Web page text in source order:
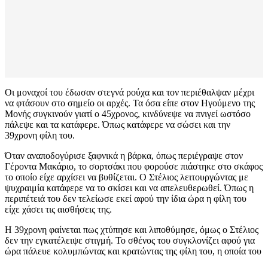
Οι μοναχοί του έδωσαν στεγνά ρούχα και τον περιέθαλψαν μέχρι
να φτάσουν στο σημείο οι αρχές. Τα όσα είπε στον Ηγούμενο της
Μονής συγκινούν γιατί ο 45χρονος, κινδύνεψε να πνιγεί ωστόσο
πάλεψε και τα κατάφερε. Όπως κατάφερε να σώσει και την
39χρονη φίλη του.
Όταν αναποδογύρισε ξαφνικά η βάρκα, όπως περιέγραψε στον
Γέροντα Μακάριο, το σορτσάκι που φορούσε πιάστηκε στο σκάφος
το οποίο είχε αρχίσει να βυθίζεται. Ο Στέλιος λειτουργώντας με
ψυχραιμία κατάφερε να το σκίσει και να απελευθερωθεί. Όπως η
περιπέτειά του δεν τελείωσε εκεί αφού την ίδια ώρα η φίλη του
είχε χάσει τις αισθήσεις της.
H 39χρονη φαίνεται πως χτύπησε και λιποθύμησε, όμως ο Στέλιος
δεν την εγκατέλειψε στιγμή. Το σθένος του συγκλονίζει αφού για
ώρα πάλευε κολυμπώντας και κρατώντας της φίλη του, η οποία του